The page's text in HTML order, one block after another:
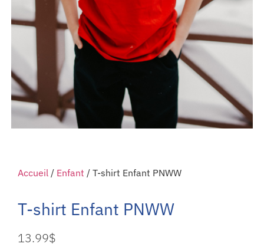
Accueil / Enfant / T-shirt Enfant PNWW
T-shirt Enfant PNWW
13.99$